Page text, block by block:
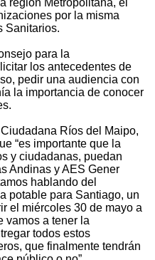
región Metropolitana, el
por la misma
Sanitarios.
para la
los antecedentes de
pedir una audiencia con
la importancia de conocer
Ríos del Maipo,
“es importante que la
y ciudadanas, puedan
Andinas y AES Gener
hablando del
potable para Santiago, un
el miércoles 30 de mayo a
vamos a tener la
todos estos
que finalmente tendrán